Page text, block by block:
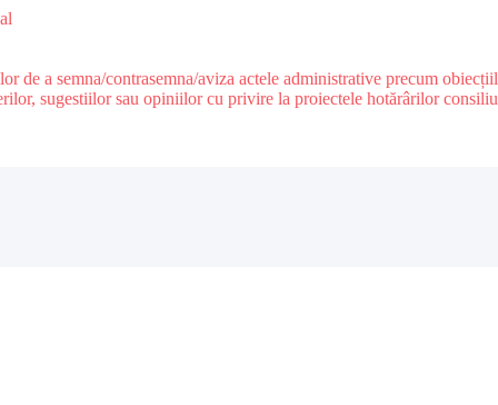
de a semna/contrasemna/aviza actele administrative precum
sugestiilor sau opiniilor cu privire la proiectele hotărârilor